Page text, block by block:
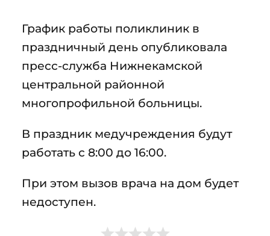
График работы поликлиник в
праздничный день опубликовала
пресс-служба Нижнекамской
центральной районной
многопрофильной больницы.
В праздник медучреждения будут
работать с 8:00 до 16:00.
При этом вызов врача на дом будет
недоступен.